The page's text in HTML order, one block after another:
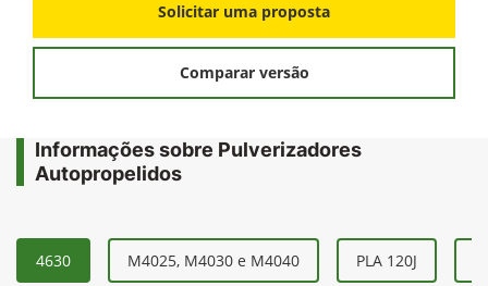
Solicitar uma proposta
Comparar versão
Informações sobre Pulverizadores
Autopropelidos
4630 M4025, M4030 e M4040 PLA 120J